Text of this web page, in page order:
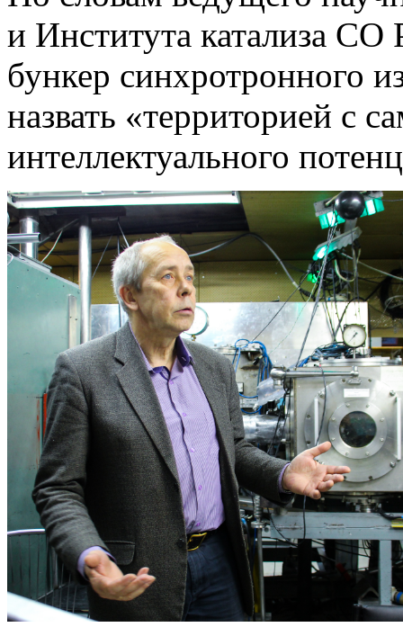
и Института катализа
бункер синхротронного
назвать «территорией с
интеллектуального